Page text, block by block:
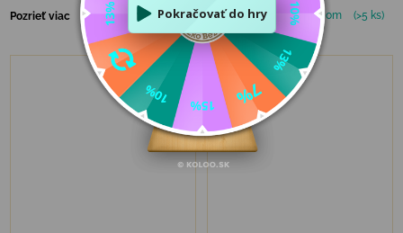
Pozrieť viac Skladom (5 ks) Pozrieť viac Skladom (>5 ks)